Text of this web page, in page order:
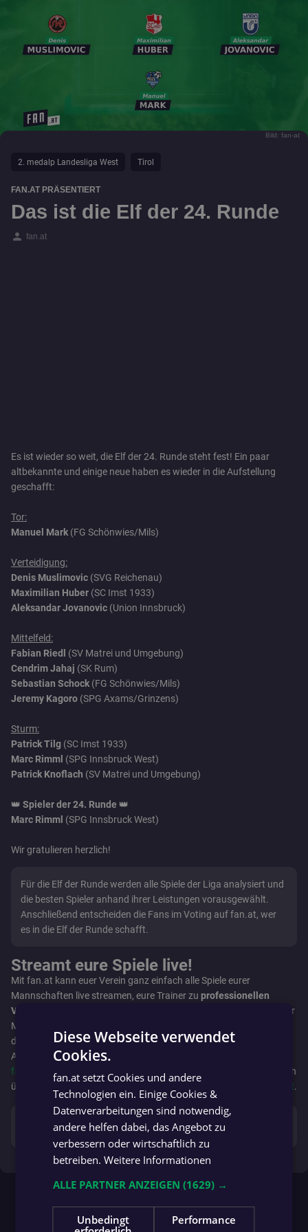
Bild: fan-at
2. medalp Landesliga West Tirol
FAN.AT PRÄSENTIERT
Das ist die Elf der 24. Runde
person fan.at
Es ist wieder so weit, die Elf der 24. Runde steht fest! Ein paar
altbekannte und einige neue haben es wieder in die Aufstellung
geschafft:
Tor:
Manuel Mark (FG Schönwies/Mils)
Verteidigung:
Denis Muslimovic (SVG Reichenau)
Maximilian Huber (SC Imst 1933)
Aleksandar Jovanovic (Union Innsbruck)
Mittelfeld:
Fabian Riedl
(SV Matrei und Umgebung)
Cendrim Jahaj (SK Rum)
Sebastian Schock (FG Schönwies/Mils)
Jeremy Kagoro (SPG Axams/Grinzens)
Sturm:
Patrick Tilg (SC Imst 1933)
Marc Rimml (SPG Innsbruck West)
Patrick Knoflach (SV Matrei und Umgebung)
👑 Spieler der 24. Runde 👑
Marc Rimml (SPG Innsbruck West)
Wir gratulieren herzlich!
Für die Elf der Runde werden alle Spiele der Liga analysiert und
die besten Spieler anhand ihrer Leistungen vorausgewählt.
Anschließend entscheiden die Fans im Voting auf fan.at, wer
es in die Elf der Runde schafft.
Streamt eure Spiele live!
Mit fan.at kann euer Verein ganz einfach alle Spiele eurer
Mannschaften live streamen, eure Trainer zu professionellen
Videoanalysten
machen und eure Fans bequem die Highlights aller
Matches nachschauen. Präsentiert außerdem eure
direkt in den Videos und profitiert zusätzlich von den
Aboabschlüssen eurer Fans. Alle Infos findet ihr auf
fan.at/streaming
- bei Interesse oder für etwaige Fragen melde dich
über das dortige Formular oder sende uns eine Mail an
info@fan.at.
Dieses Voting istbereits beendet.
Diese Webseite verwendet
Cookies.
fan.at setzt Cookies und andere
Technologien ein. Einige Cookies &
Datenverarbeitungen sind notwendig,
andere helfen dabei, das Angebot zu
verbessern oder wirtschaftlich zu
betreiben.Weitere Informationen
ALLE PARTNER ANZEIGEN(1629) →
Unbedingt
Performance